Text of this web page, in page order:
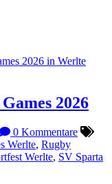
2026
0 Kommentare
Werlte, Rugby
Werlte, SV Sparta